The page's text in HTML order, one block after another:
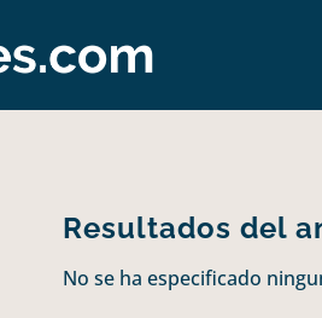
Resultados del
No se ha especificado